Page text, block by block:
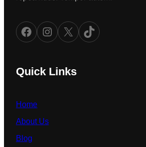
Facebook Instagram X TikTok
Quick Links
Home
About Us
Blog